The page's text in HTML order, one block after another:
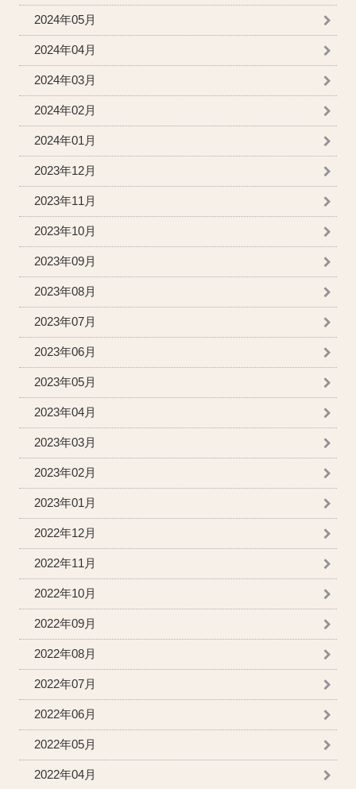
2024年05月
2024年04月
2024年03月
2024年02月
2024年01月
2023年12月
2023年11月
2023年10月
2023年09月
2023年08月
2023年07月
2023年06月
2023年05月
2023年04月
2023年03月
2023年02月
2023年01月
2022年12月
2022年11月
2022年10月
2022年09月
2022年08月
2022年07月
2022年06月
2022年05月
2022年04月